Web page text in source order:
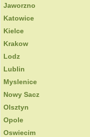
Jaworzno
Katowice
Kielce
Krakow
Lodz
Lublin
Myslenice
Nowy Sacz
Olsztyn
Opole
Oswiecim